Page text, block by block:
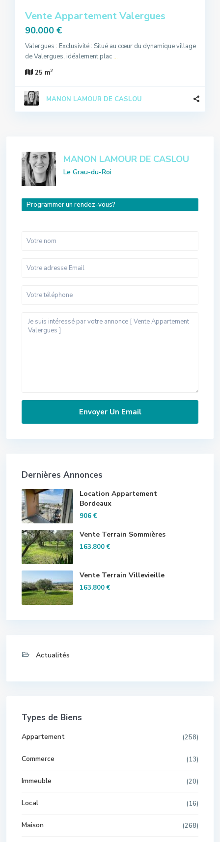
Vente Appartement Valergues
90.000 €
Valergues : Exclusivité : Situé au cœur du dynamique village
de Valergues, idéalement plac ...
25 m2
MANON LAMOUR DE CASLOU
MANON LAMOUR DE CASLOU
Le Grau-du-Roi
Programmer un rendez-vous?
Dernières Annonces
Location Appartement
Bordeaux
906 €
Vente Terrain Sommières
163.800 €
Vente Terrain Villevieille
163.800 €
Actualités
Types de Biens
Appartement (258)
Commerce (13)
Immeuble (20)
Local (16)
Maison (268)